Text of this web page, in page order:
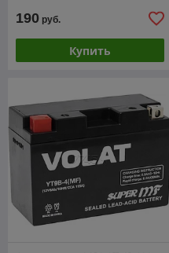
190 руб.
Купить